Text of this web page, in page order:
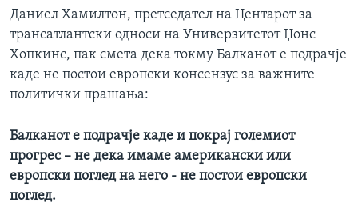
Даниел Хамилтон, претседател на Центарот за
трансатлантски односи на Универзитетот Џонс
Хопкинс, пак смета дека токму Балканот е подрачје
каде не постои европски консензус за важните
политички прашања:
Балканот е подрачје каде и покрај големиот
прогрес – не дека имаме американски или
европски поглед на него - не постои европски
поглед.